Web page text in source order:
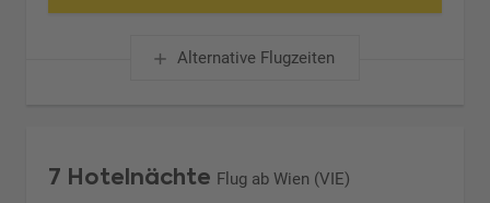
Alternative Flugzeiten
7 Hotelnächte Flug ab Wien (VIE)